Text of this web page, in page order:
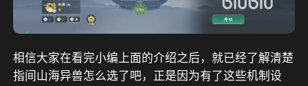
相信大家在看完小编上面的介绍之后，就已经了解清楚
指间山海异兽怎么选了吧，正是因为有了这些机制设